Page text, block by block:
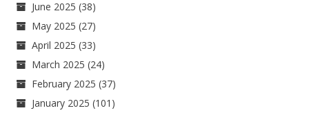
June 2025 (38)
May 2025 (27)
April 2025 (33)
March 2025 (24)
February 2025 (37)
January 2025 (101)